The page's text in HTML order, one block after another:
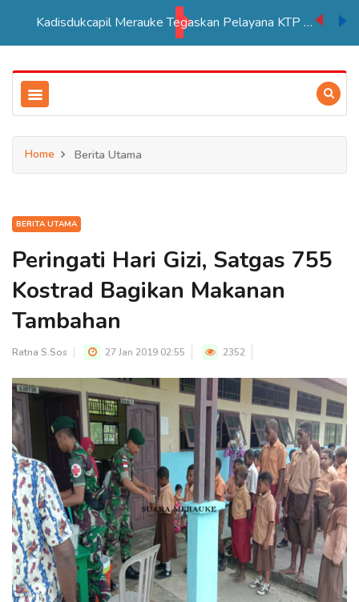
Kadisdukcapil Merauke Tegaskan Pelayana KTP Sesuai SOP
Home Berita Utama
BERITA UTAMA
Peringati Hari Gizi, Satgas 755
Kostrad Bagikan Makanan
Tambahan
Ratna S.Sos 27 Jan 2019 02:55 2352